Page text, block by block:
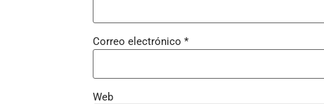
Correo electrónico *
Web